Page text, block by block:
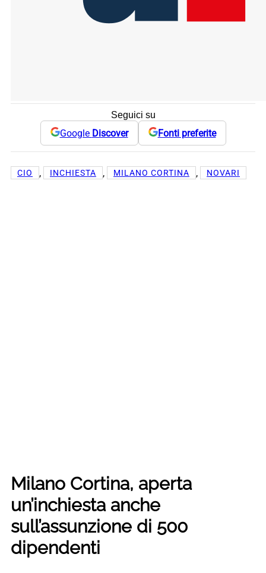
Seguici su
Google Discover Fonti preferite
CIO , INCHIESTA , MILANO CORTINA , NOVARI
Milano Cortina, aperta
un’inchiesta anche
sull’assunzione di 500
dipendenti